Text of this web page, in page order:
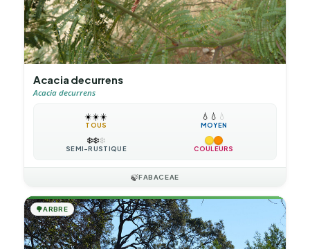
Acacia decurrens
Acacia decurrens
☀️☀️☀️
TOUS
💧 💧 💧
MOYEN
❄️❄️❄️
SEMI-RUSTIQUE COULEURS
🍃FABACEAE
🌳ARBRE